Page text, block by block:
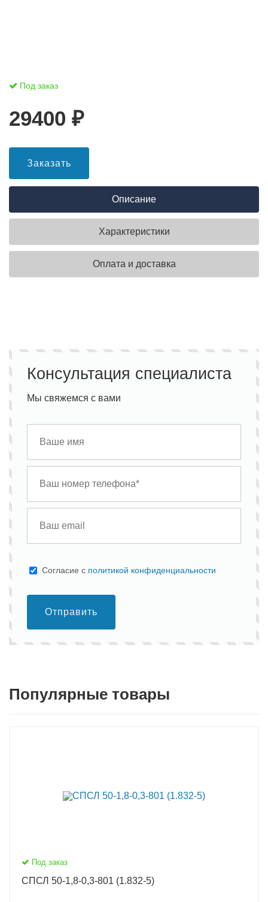
Под заказ
29400 ₽
Заказать
Описание
Характеристики
Оплата и доставка
Консультация специалиста
Мы свяжемся с вами
Cогласие с политикой конфиденциальности
Отправить
Популярные товары
Под заказ
СПСЛ 50-1,8-0,3-801 (1.832-5)